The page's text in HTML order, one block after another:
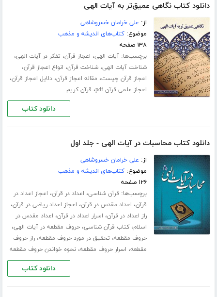
دانلود کتاب نگاهی عمیق‌تر به آیات الهی
از: علی خرامان خسروشاهی
موضوع:کتاب‌های اندیشه و مذهب
۱۳۸ صفحه
برچسب‌ها:آیات الهی، اعجاز قرآن، تفکر در آیات الهی،
شناخت آیات الهی،شناخت قرآن، انواع اعجاز قرآن،
اعجاز قرآن چیست، مقاله اعجاز قرآن،دلایل اعجاز قرآن،
اعجاز علمی قرآن pdf ، قرآن کریم
دانلود کتاب
دانلود کتاب محاسبات در آیات الهی - جلد اول
از: علی خرامان خسروشاهی
موضوع:کتاب‌های اندیشه و مذهب
۱۲۶ صفحه
برچسب‌ها: قرآن شناسی، اعداد در قرآن، اعجاز اعداد در
قرآن، اعداد مقدس در قرآن، اعجاز اعداد ریاضی در قرآن،
راز اعداد در قرآن، اسرار اعداد در قرآن، اعداد مقدس در
اسلام،کتاب قرآن شناسی،حروف مقطعه در آیات الهی،
حروف مقطعه، تحقیق در مورد حروف مقطعه،راز حروف
مقطعه، اسرار حروف مقطعه،نحوه خواندن حروف مقطعه
دانلود کتاب